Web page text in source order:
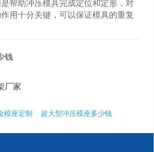
帮助冲压模具完成定位和定形，对
用十分关键，可以保证模具的重复
钱
厂家
模座定制 超大型冲压模座多少钱